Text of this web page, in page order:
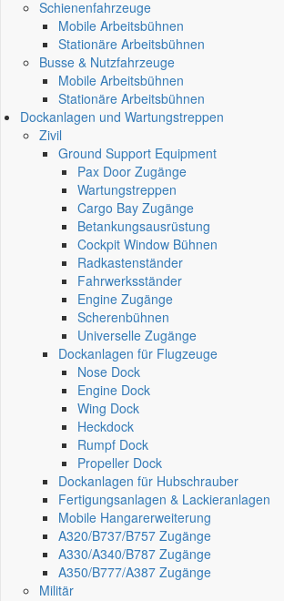
Schienenfahrzeuge
Mobile Arbeitsbühnen
Stationäre Arbeitsbühnen
Busse & Nutzfahrzeuge
Mobile Arbeitsbühnen
Stationäre Arbeitsbühnen
Dockanlagen und Wartungstreppen
Zivil
Ground Support Equipment
Pax Door Zugänge
Wartungstreppen
Cargo Bay Zugänge
Betankungsausrüstung
Cockpit Window Bühnen
Radkastenständer
Fahrwerksständer
Engine Zugänge
Scherenbühnen
Universelle Zugänge
Dockanlagen für Flugzeuge
Nose Dock
Engine Dock
Wing Dock
Heckdock
Rumpf Dock
Propeller Dock
Dockanlagen für Hubschrauber
Fertigungsanlagen & Lackieranlagen
Mobile Hangarerweiterung
A320/B737/B757 Zugänge
A330/A340/B787 Zugänge
A350/B777/A387 Zugänge
Militär